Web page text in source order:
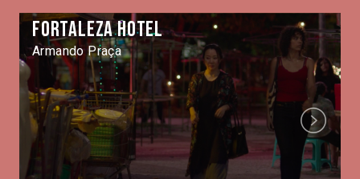
Fortaleza Hotel
Armando Praça
Next